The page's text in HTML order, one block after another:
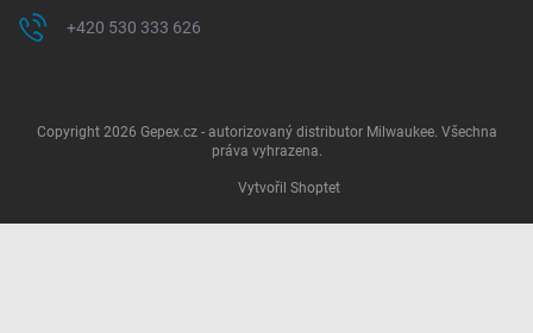
+420 530 333 626
Vytvořil Shoptet
Copyright 2026 Gepex.cz - autorizovaný distributor Milwaukee. Všechna
práva vyhrazena.